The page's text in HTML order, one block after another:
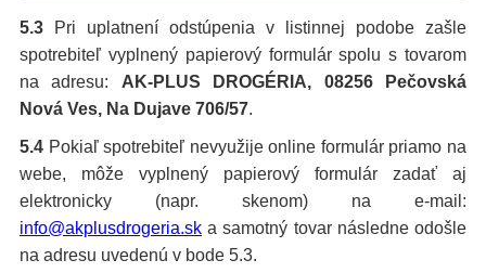
5.3 Pri uplatnení odstúpenia v listinnej podobe zašle
spotrebiteľ vyplnený papierový formulár spolu s tovarom
na adresu: AK-PLUS DROGÉRIA, 08256 Pečovská
Nová Ves, Na Dujave 706/57.
5.4 Pokiaľ spotrebiteľ nevyužije online formulár priamo na
webe, môže vyplnený papierový formulár zadať aj
elektronicky (napr. skenom) na e-mail:
info@akplusdrogeria.sk a samotný tovar následne odošle
na adresu uvedenú v bode 5.3.